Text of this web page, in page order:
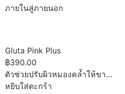
ภายในสู่ภายนอก
Gluta Pink Plus
฿390.00
ตัวช่วยปรับผิวหมองคล้ำให้ขา…
หยิบใส่ตะกร้า